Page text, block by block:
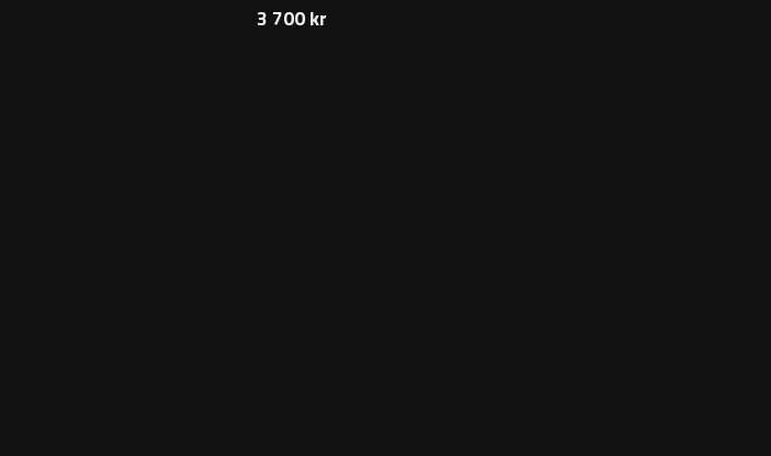
3 700 kr